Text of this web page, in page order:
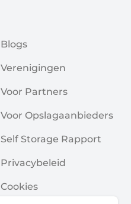
Blogs
Verenigingen
Voor Partners
Voor Opslagaanbieders
Self Storage Rapport
Privacybeleid
Cookies